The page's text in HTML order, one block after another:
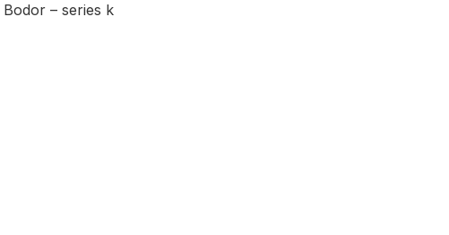
Bodor – series k